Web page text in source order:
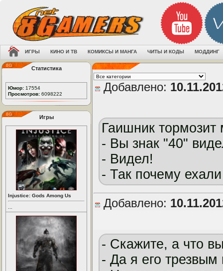
ИГРЫ КИНО И ТВ КОМИКСЫ И МАНГА ЧИТЫ И КОДЫ МОДДИНГ
Статистика
Юмор: 17554
Просмотров: 6098222
Игры
Injustice: Gods Among Us
Добавлено:
Гаишник
- Вы знак "40"
- Видел!
- Так почему
Добавлено:
- Скажите, а что
- Да я его